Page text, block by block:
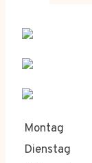
Montag
Dienstag